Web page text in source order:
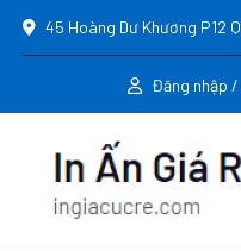
45 Hoàng Dư Khương P12
Đăng nhập